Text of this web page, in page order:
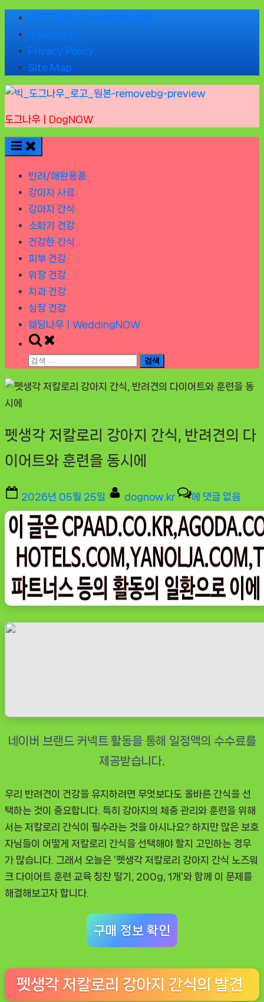
Skip
content
🌹도그나우ㅣDogNOW 소개🌹
🌹NOWs🌹
Privacy Policy
Site Map
도그나우ㅣDogNOW
반려/애완용품
강아지 사료
강아지 간식
소화기 건강
건강한 간식
피부 건강
위장 건강
치과 건강
심장 건강
웨딩나우ㅣWeddingNOW
Toggle
search
검
펫생각 저칼로리 강아지 간식, 반려견의 다
이어트와 훈련을 동시에
Posted
on
2026년 05월 25일 By
dognow.kr
펫
생
각
칼
로
리
강
아
의
어
트
와
훈
련
을
에 댓글 없음
우리 반려견이 건강을 유지하려면 무엇보다도 올바른 간식을 선
택하는 것이 중요합니다. 특히 강아지의 체중 관리와 훈련을 위해
서는 저칼로리 간식이 필수라는 것을 아시나요? 하지만 많은 보호
자님들이 어떻게 저칼로리 간식을 선택해야 할지 고민하는 경우
가 많습니다. 그래서 오늘은 ‘펫생각 저칼로리 강아지 간식 노즈워
크 다이어트 훈련 교육 칭찬 딸기, 200g, 1개’와 함께 이 문제를
해결해보고자 합니다.
구매 정보 확인
펫생각 저칼로리 강아지 간식의 발견